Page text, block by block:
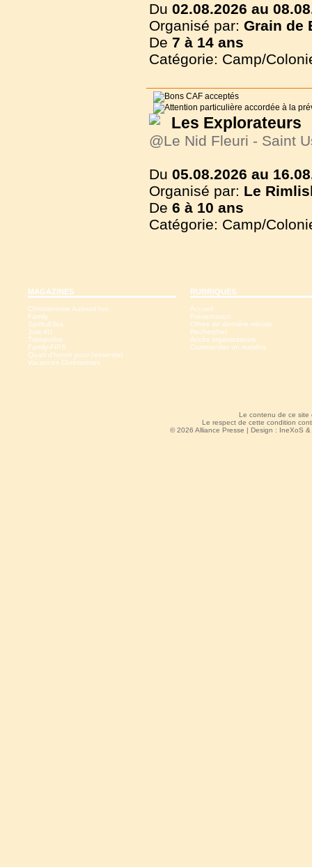
Du 02.08.2026 au
Organisé par: Grain de
De 7 à 14 ans
Catégorie: Camp/
Les Explorateurs
@Le Nid Fleuri - Saint
Du 05.08.2026 au
Organisé par: Le
De 6 à 10 ans
Catégorie: Camp/
MAGAZINES
Christianisme Aujourd'hui
Family
SpirituElles
Just 4U
Trampoline
Family-FIPS
Quart d'heure pour l'essentiel
Vacances Chrétiennes
RUBRIQUES
Accueil
Présentation
Offres de dernière minute
Rechercher
Accès organisateurs
Commander un numéro
Le contenu de ce site
Le respect de cette condition
© 2026 Alliance Presse | Design : IneXoS &